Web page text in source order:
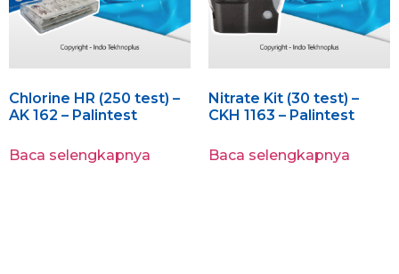
Chlorine HR (250 test) –
AK 162 – Palintest
Baca selengkapnya
Nitrate Kit (30 test) –
CKH 1163 – Palintest
Baca selengkapnya